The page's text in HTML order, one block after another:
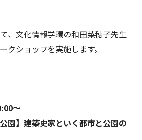
、文化情報学環の和田菜穂子先生
クショップを実施します。
〜
園】建築史家といく都市と公園の